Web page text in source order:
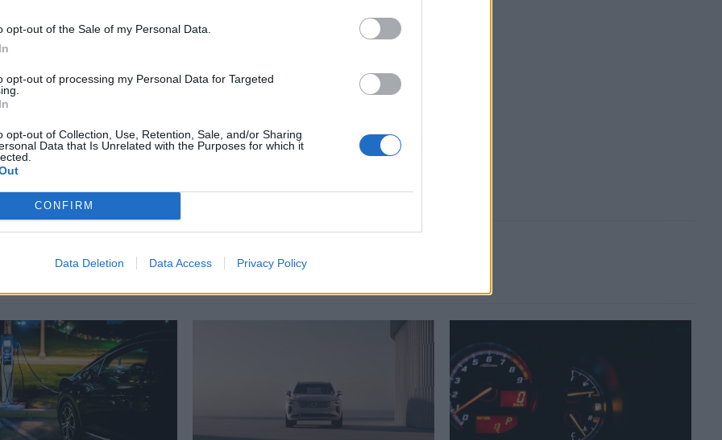
opt-out of the Sale of my Personal Data.
opt-out of processing my Personal Data for Targeted
opt-out of Collection, Use, Retention, Sale, and/or Sharing
Data that Is Unrelated with the Purposes for which it
CONFIRM
Data Deletion Data Access Privacy Policy
→
,Dizzy Gillespie,Duke Ellington,ferrari,Kind of Blue,
Robinson,The Man with the Horn ,Μουσική,Τζαζ
Δείτε επίσης